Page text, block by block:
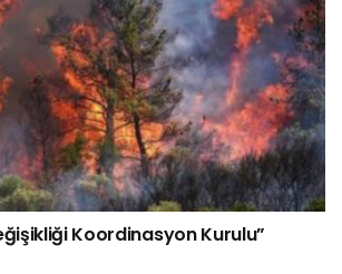
Koordinasyon Kurulu”